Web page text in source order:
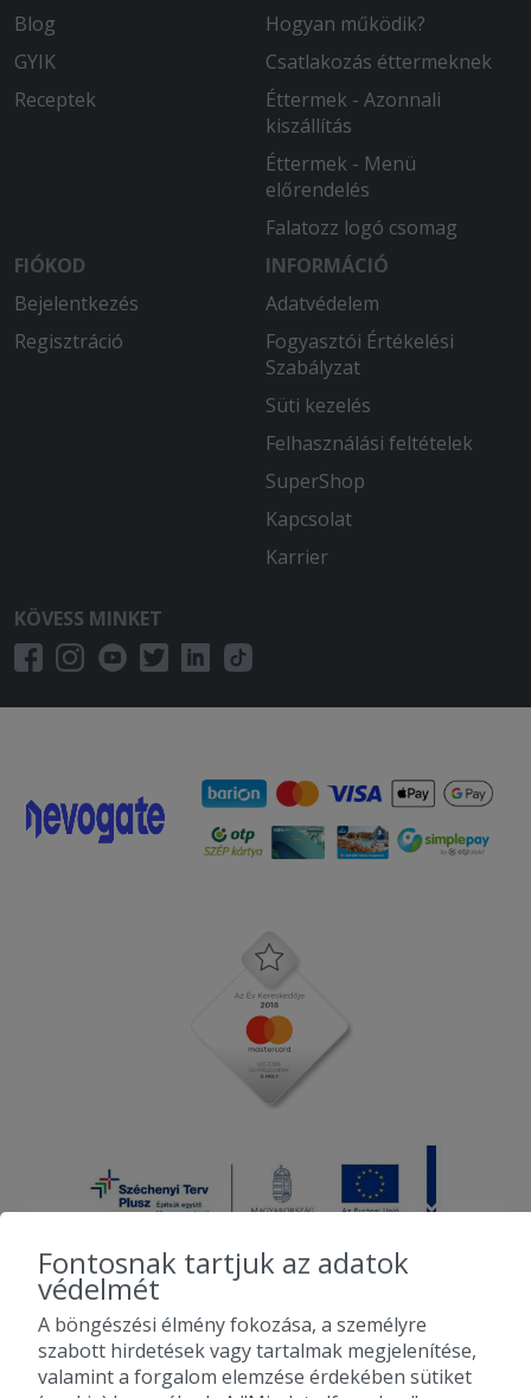
Blog
GYIK
Receptek
Hogyan működik?
Csatlakozás éttermeknek
Éttermek - Azonnali
kiszállítás
Éttermek - Menü
előrendelés
Falatozz logó csomag
FIÓKOD
Bejelentkezés
Regisztráció
INFORMÁCIÓ
Adatvédelem
Fogyasztói Értékelési
Szabályzat
Süti kezelés
Felhasználási feltételek
SuperShop
Kapcsolat
Karrier
KÖVESS MINKET
2010-2026 Copyright - Falatozz.hu - Diston-line Kft.
Pizza, gyros, hamburger, menük kedvező áron, egy helyen az összes
Fontosnak tartjuk az adatok
védelmét
A böngészési élmény fokozása, a személyre
szabott hirdetések vagy tartalmak megjelenítése,
valamint a forgalom elemzése érdekében sütiket